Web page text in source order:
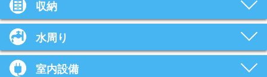
収納
水周り
室内設備